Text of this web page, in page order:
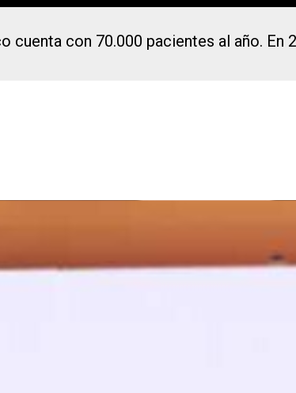
cuenta con 70.000 pacientes al año. En